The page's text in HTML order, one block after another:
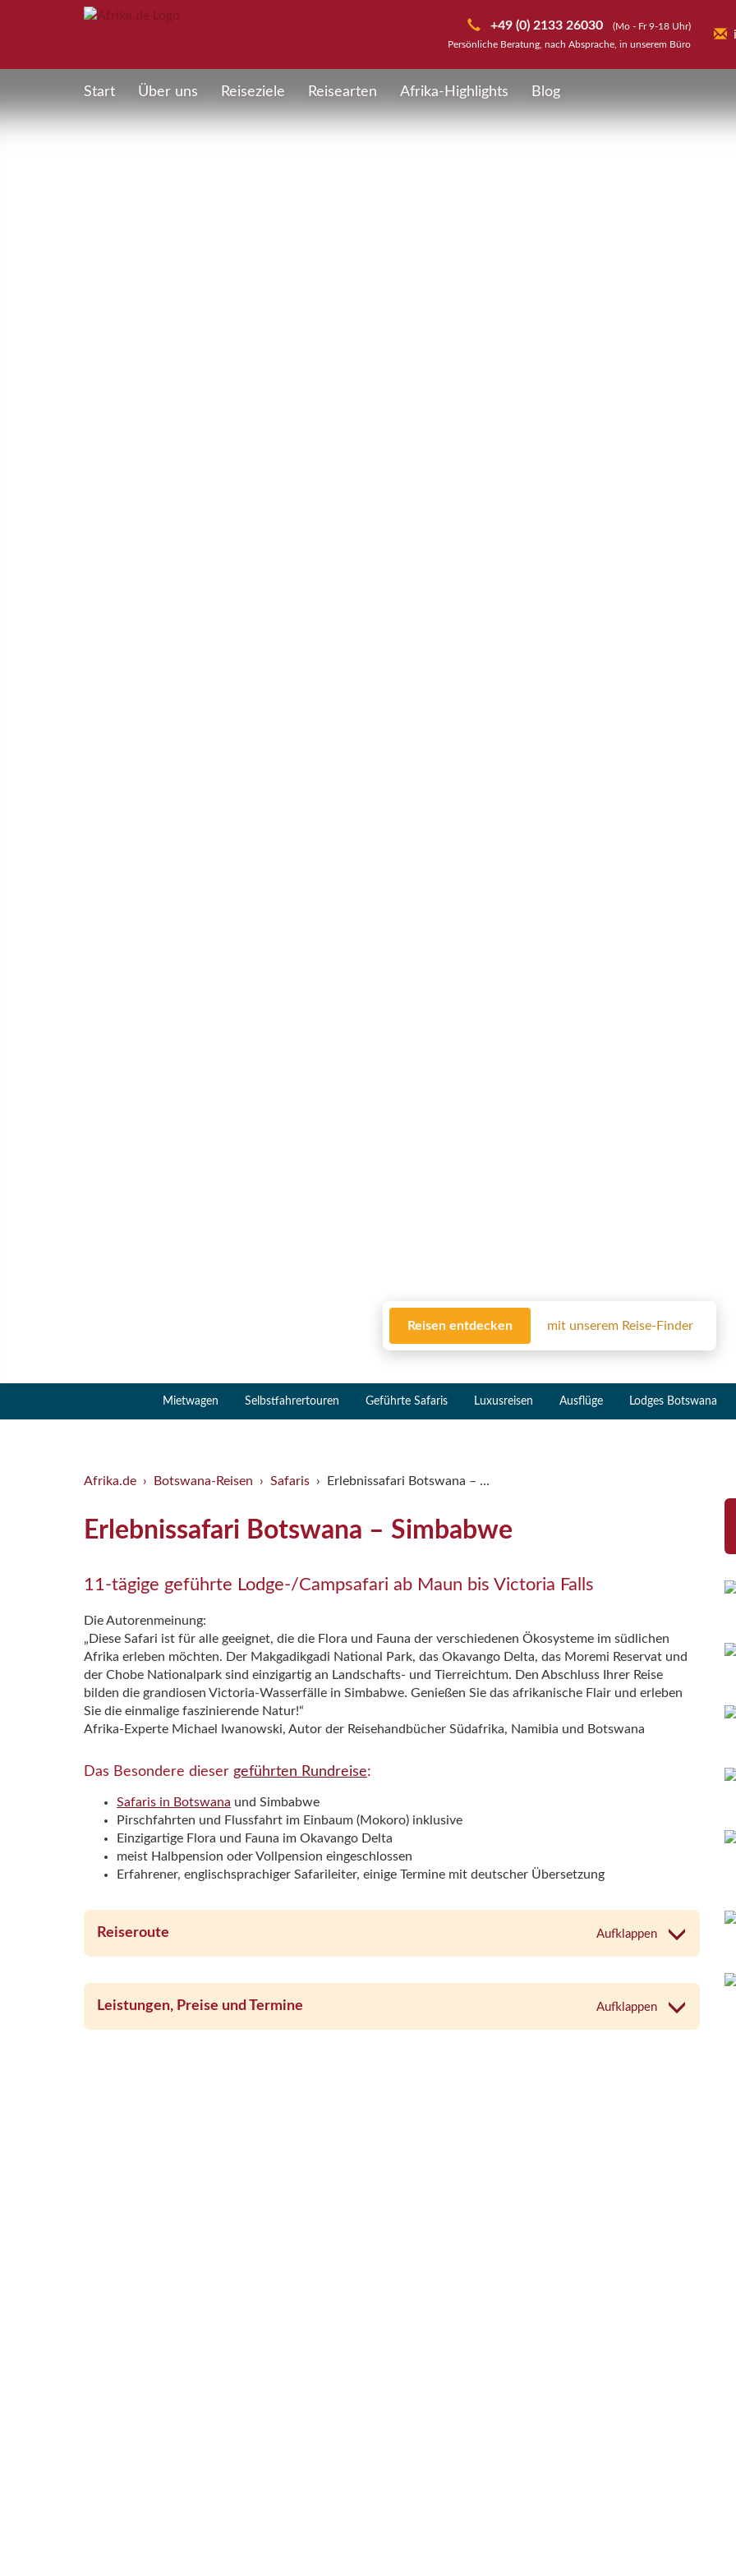
+49 (0) 2133 26030
(Mo - Fr 9-18 Uhr)
Persönliche Beratung, nach Absprache, in unserem Büro
Start Über uns Reiseziele Reisearten Afrika-Highlights Blog
Mietwagen Selbstfahrertouren Geführte Safaris Luxusreisen Ausflüge Lodges Botswana
Reisen entdecken mit unserem Reise-Finder
Afrika.de Botswana-Reisen Safaris Erlebnissafari Botswana – …
Erlebnissafari Botswana – Simbabwe
11-tägige geführte Lodge-/Campsafari ab Maun bis Victoria Falls
Die Autorenmeinung:
„Diese Safari ist für alle geeignet, die die Flora und Fauna der verschiedenen Ökosysteme im südlichen
Afrika erleben möchten. Der Makgadikgadi National Park, das Okavango Delta, das Moremi Reservat und
der Chobe Nationalpark sind einzigartig an Landschafts- und Tierreichtum. Den Abschluss Ihrer Reise
bilden die grandiosen Victoria-Wasserfälle in Simbabwe. Genießen Sie das afrikanische Flair und erleben
Sie die einmalige faszinierende Natur!“
Afrika-Experte Michael Iwanowski, Autor der Reisehandbücher Südafrika, Namibia und Botswana
Das Besondere dieser geführten Rundreise:
Safaris in Botswana und Simbabwe
Pirschfahrten und Flussfahrt im Einbaum (Mokoro) inklusive
Einzigartige Flora und Fauna im Okavango Delta
meist Halbpension oder Vollpension eingeschlossen
Erfahrener, englischsprachiger Safarileiter, einige Termine mit deutscher Übersetzung
Aufklappen
Reiseroute
Aufklappen
Leistungen, Preise und Termine